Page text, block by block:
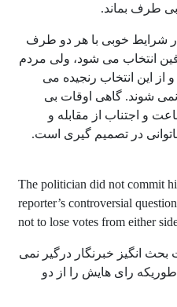
طرف بماند.
خوبی با هر دو طرف
انتخاب می شود، ولی مردم
این انتخاب رنجیده می
شوند. گاهی اوقات بی
اجتناب از مقابله و
در تصمیم گیری است.
.The politician did not commit
reporter’s controversial
not to lose votes from either
انگیز خبرنگار درگیر نمی
رای هایش را از دو